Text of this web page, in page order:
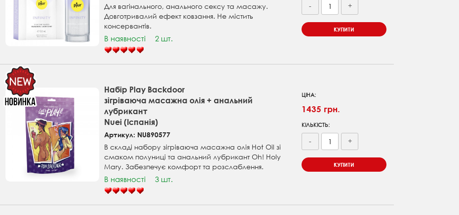
Для вагінального, анального сексу та масажу.
Довготривалий ефект ковзання. Не містить
консервантів.
В наявності 2 шт.
- +
КУПИТИ
Набір Play Backdoor
зігріваюча масажна олія + анальний
лубрикант
Nuei (Іспанія)
Артикул: NU890577
В складі набору зігріваюча масажна олія Hot Oil зі
смаком полуниці та анальний лубрикант Oh! Holy
Mary. Забезпечує комфорт та розслаблення.
В наявності 3 шт.
ЦІНА:
1435 грн.
КІЛЬКІСТЬ:
- +
КУПИТИ